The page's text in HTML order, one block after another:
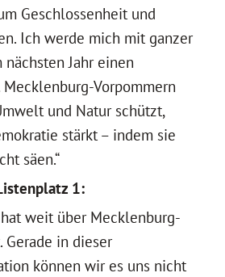
Geschlossenheit und
Ich werde mich mit ganzer
Jahr einen
Vorpommern
und Natur schützt,
stärkt – indem sie
säen.“
1:
weit über Mecklenburg-
Gerade in dieser
können wir es uns nicht